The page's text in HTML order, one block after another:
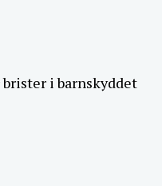
i barnskyddet